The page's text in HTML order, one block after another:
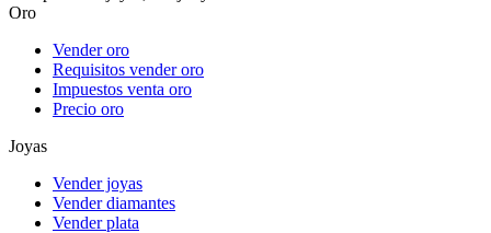
Oro
Vender oro
Requisitos vender oro
Impuestos venta oro
Precio oro
Joyas
Vender joyas
Vender diamantes
Vender plata